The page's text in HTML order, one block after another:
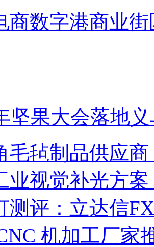
商数字港商业
坚果大会落地
毛毡制品供应
业视觉补光方
测评：立达信
机加工厂家